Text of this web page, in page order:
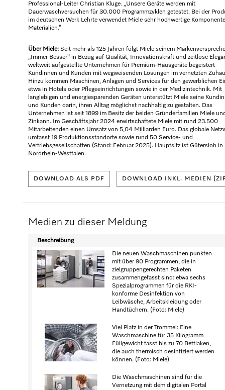
Professional-Leiter Christian Kluge. „Unsere Geräte werden mit
Dauerwaschversuchen für 30.000 Programmzyklen getestet. Bei der
im deutschen Werk Lehrte verwendet Miele sehr hochwertige
Materialien.“
Über Miele: Seit mehr als 125 Jahren folgt Miele seinem
„Immer Besser“ in Bezug auf Qualität, Innovationskraft und zeitlose
weltweit aufgestellte Unternehmen für Premium-Hausgeräte begeistert
Kundinnen und Kunden mit wegweisenden Lösungen im vernetzten
Hinzu kommen Maschinen, Anlagen und Services für den gewerblichen
etwa in Hotels oder Pflegeeinrichtungen sowie in der Medizintechnik. Mit
langlebigen und energiesparenden Geräten unterstützt Miele seine
und Kunden darin, ihren Alltag möglichst nachhaltig zu gestalten. Das
Unternehmen ist seit 1899 im Besitz der beiden Gründerfamilien Miele
Zinkann. Im Geschäftsjahr 2024 erwirtschaftete Miele mit rund 23.500
Mitarbeitenden einen Umsatz von 5,04 Milliarden Euro. Das globale
umfasst 19 Produktionsstandorte sowie rund 50 Service- und
Vertriebsgesellschaften (Stand: Februar 2025). Hauptsitz ist Gütersloh in
Nordrhein-Westfalen.
DOWNLOAD ALS PDF DOWNLOAD INKL. MEDIEN
Medien zu dieser Meldung
Beschreibung
Die neuen Waschmaschinen punkten
mit über 90 Programmen, die in
zielgruppengerechten Paketen
zusammengefasst sind: etwa sechs
Spezialprogrammen für die RKI-
konforme Desinfektion von
Leibwäsche, Arbeitskleidung oder
Handtüchern. (Foto: Miele)
Viel Platz in der Trommel: Eine
Waschmaschine für 35 Kilogramm
Füllgewicht fasst bis zu 70 Bettlaken,
die auch thermisch desinfiziert werden
können. (Foto: Miele)
Die Waschmaschinen sind für die
Vernetzung mit dem digitalen Portal